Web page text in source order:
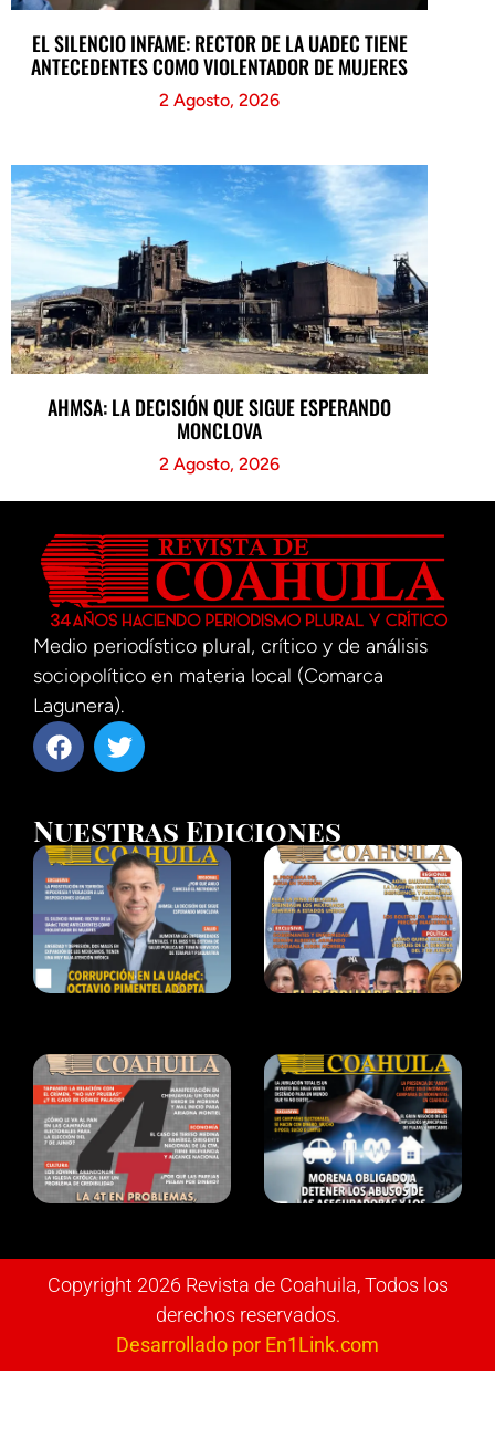
EL SILENCIO INFAME: RECTOR DE LA UADEC TIENE
ANTECEDENTES COMO VIOLENTADOR DE MUJERES
2 Agosto, 2026
AHMSA: LA DECISIÓN QUE SIGUE ESPERANDO
MONCLOVA
2 Agosto, 2026
Medio periodístico plural, crítico y de análisis
sociopolítico en materia local (Comarca
Lagunera).
Nuestras Ediciones
Copyright 2026 Revista de Coahuila, Todos los
derechos reservados.
Desarrollado por En1Link.com